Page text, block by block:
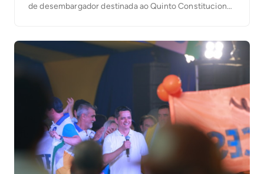
de desembargador destinada ao Quinto Constitucional.
na abertura da votação, que da lista sêxtupla com […]